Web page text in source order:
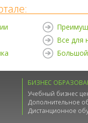
Все для
Большой
БИЗНЕС
Учебный бизнес
Дополнительное
Дистанционное